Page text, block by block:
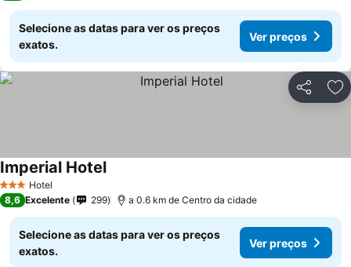
Selecione as datas para ver os preços
exatos.
Ver preços
Partilhar
3 EstrelasHotel
Imperial HotelVer preços
8,6 Excelente 299 a 0.6 km de Centro da cidade
Selecione as datas para ver os preços
exatos.
Ver preços